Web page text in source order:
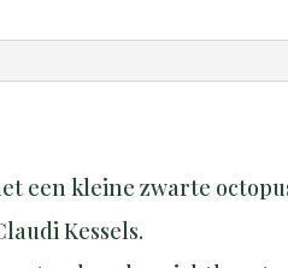
een kleine zwarte
Kessels.